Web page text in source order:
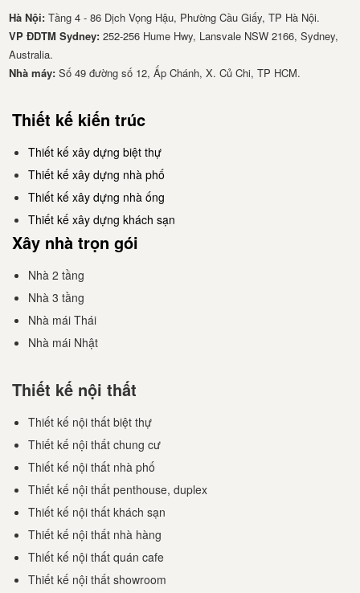
Hà Nội:Tầng 4 - 86 Dịch Vọng Hậu, Phường Cầu Giấy, TP Hà Nội.
VP ĐDTM Sydney: 252-256 Hume Hwy, Lansvale NSW 2166, Sydney,
Australia.
Nhà má​y: Số 49 đường số 12, Ấp Chánh, X. Củ Chi, TP HCM.
Thiết kế kiến trúc
Thiết kế xây dựng biệt thự
Thiết kế xây dựng nhà phố
Thiết kế xây dựng nhà ống
Thiết kế xây dựng khách sạn
Xây nhà trọn gói
Nhà 2 tầng
Nhà 3 tầng
Nhà mái Thái
Nhà mái Nhật
Thiết kế nội thất
Thiết kế nội thất biệt thự
Thiết kế nội thất chung cư
Thiết kế nội thất nhà phố
Thiết kế nội thất penthouse, duplex
Thiết kế nội thất khách sạn
Thiết kế nội thất nhà hàng
Thiết kế nội thất quán cafe
Thiết kế nội thất showroom